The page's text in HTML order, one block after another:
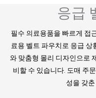
응급
필수 의료용품을 빠르게 접
료용 벨트 파우치로 응급 상
와 맞춤형 몰리 디자인으로
비할 수 있습니다. 도매 주
성을 갖